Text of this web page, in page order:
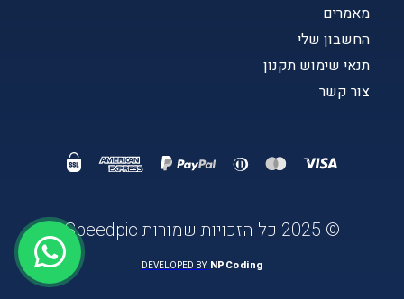
מאמרים
החשבון שלי
תנאי שימוש תקנון
צור קשר
© 2025 כל הזכויות שמורות Speedpic
NPCoding
DEVELOPED BY